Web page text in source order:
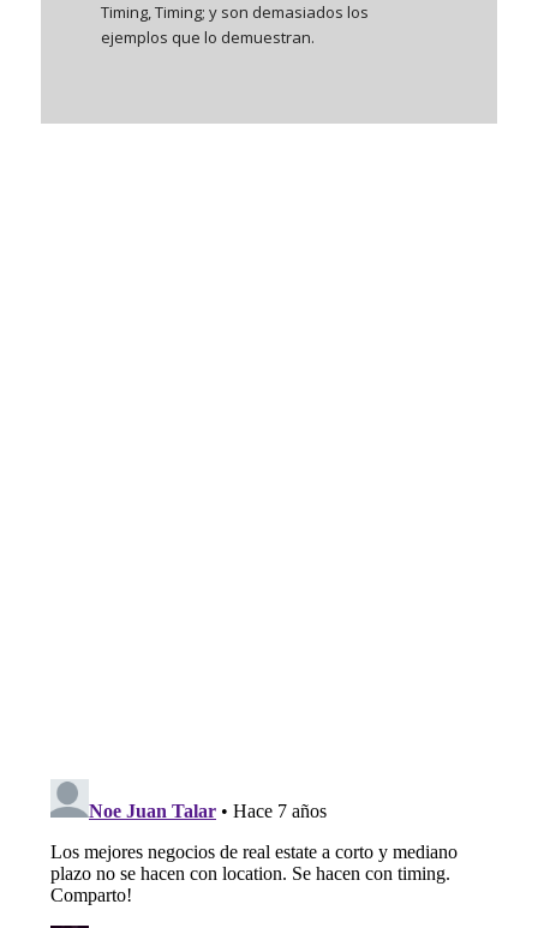
Timing, Timing; y son demasiados los
ejemplos que lo demuestran.